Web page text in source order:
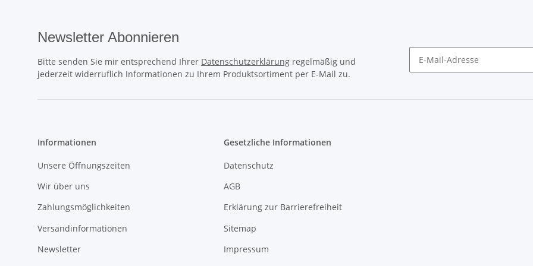
Newsletter Abonnieren
Bitte senden Sie mir entsprechend Ihrer Datenschutzerklärung regelmäßig und
jederzeit widerruflich Informationen zu Ihrem Produktsortiment per E-Mail zu.
Informationen
Unsere Öffnungszeiten
Wir über uns
Zahlungsmöglichkeiten
Versandinformationen
Newsletter
Gesetzliche Informationen
Datenschutz
AGB
Erklärung zur Barrierefreiheit
Sitemap
Impressum